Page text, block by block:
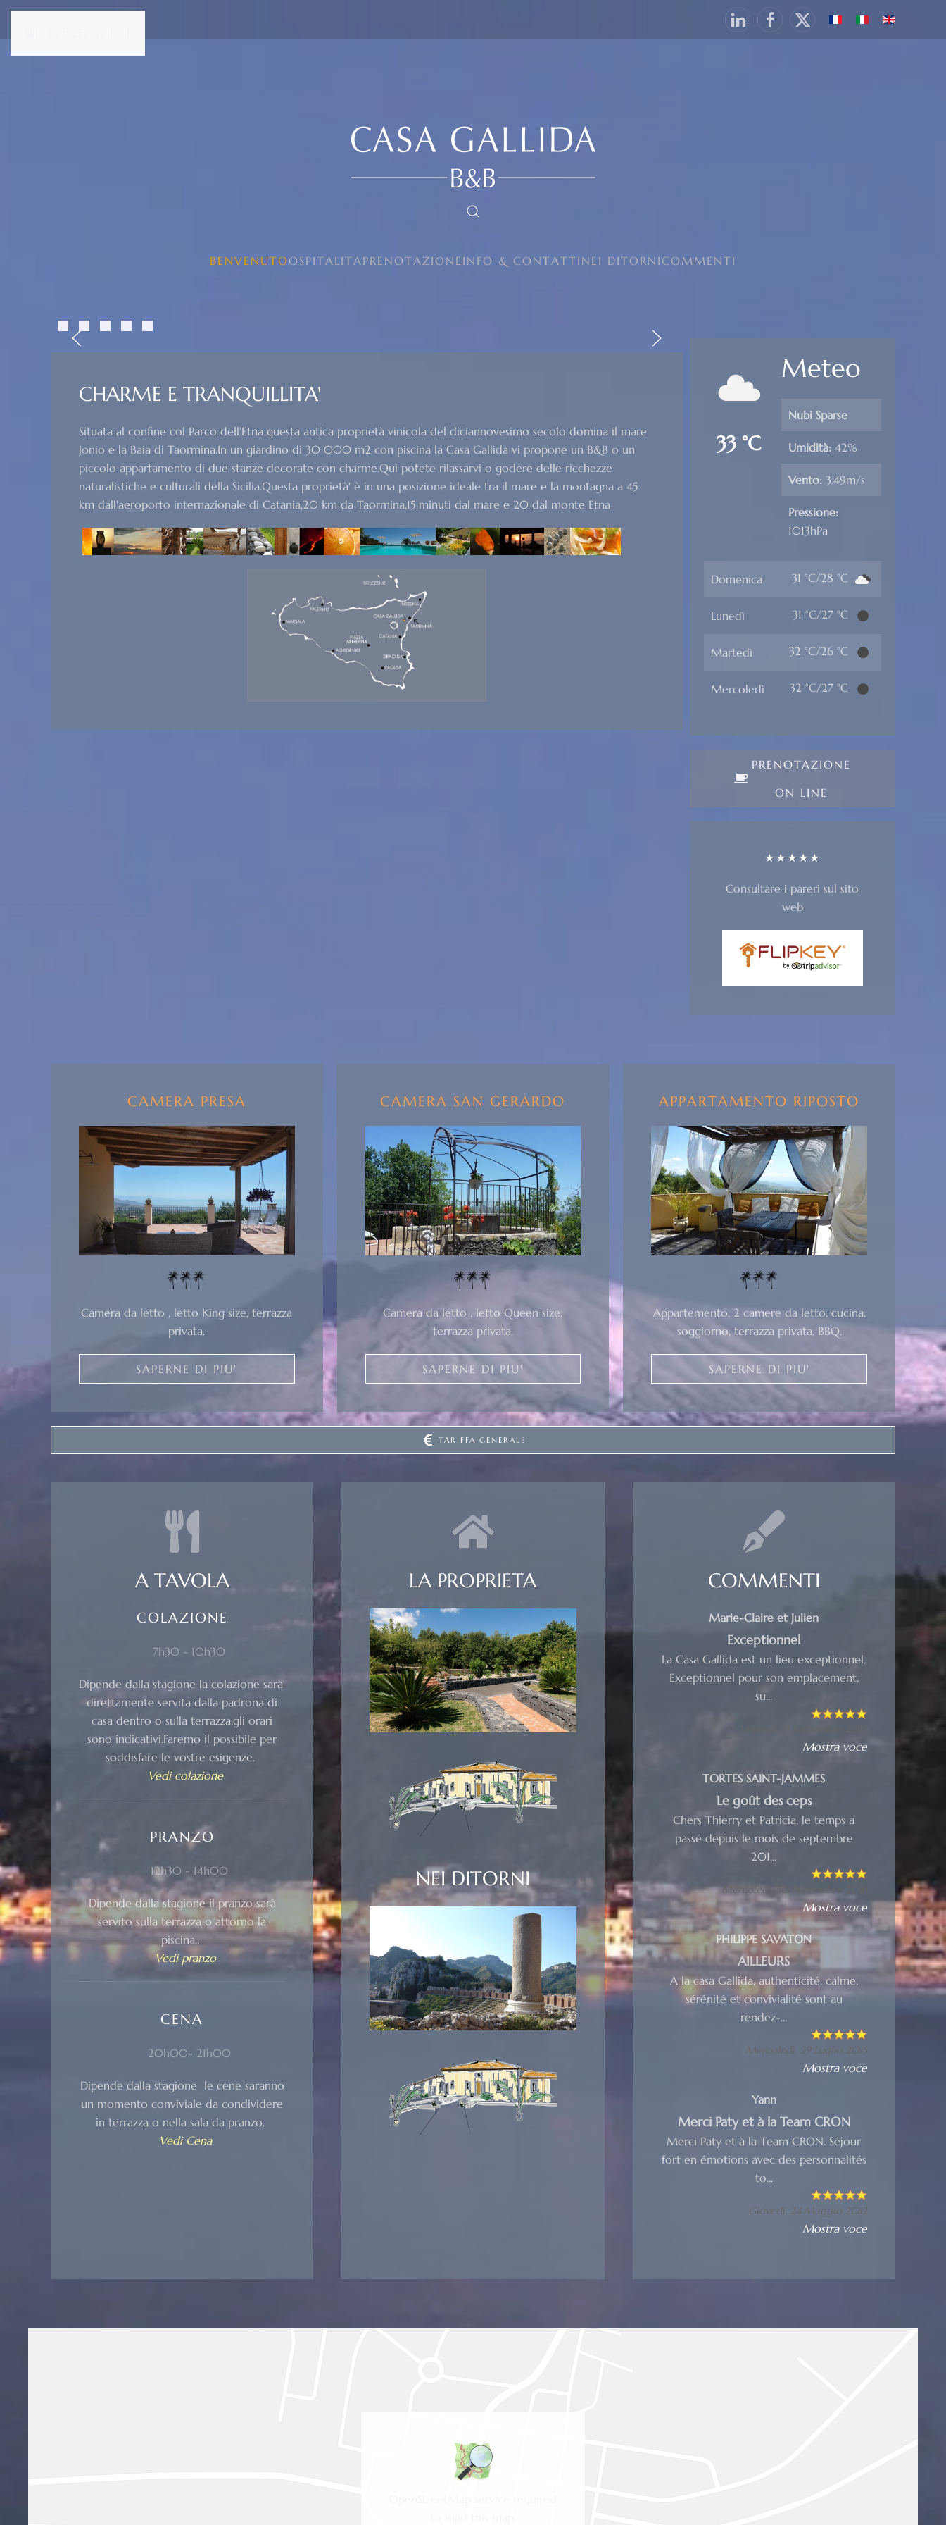
BENVENUTOOSPITALITAPRENOTAZIONE INFO & CONTATTI NEI DITORNICOMMENTI
CHARME E TRANQUILLITA'
Situata al confine col Parco dell'Etna questa antica proprietà vinicola del diciannovesimo secolo domina il mare
Jonio e la Baia di Taormina.In un giardino di 30 000 m2 con piscina la Casa Gallida vi propone un B&B o un
piccolo appartamento di due stanze decorate con charme.Qui potete rilassarvi o godere delle ricchezze
naturalistiche e culturali della Sicilia.Questa proprietà' è in una posizione ideale tra il mare e la montagna a 45
km dall'aeroporto internazionale di Catania,20 km da Taormina,15 minuti dal mare e 20 dal monte Etna
33 °C
Meteo
Nubi Sparse
Umidità:42%
Vento:3.49m/s
Pressione:
1013hPa
Domenica 31 °C/28 °C
Lunedì 31 °C/27 °C
Martedì 32 °C/26 °C
Mercoledì 32 °C/27 °C
PRENOTAZIONE
ON LINE
★★★★★
Consultare i pareri sul sito
web
CAMERA PRESA
Camera da letto , letto King size, terrazza
privata.
SAPERNE DI PIU'
CAMERA SAN GERARDO
Camera da letto , letto Queen size,
terrazza privata.
SAPERNE DI PIU'
APPARTAMENTO RIPOSTO
Appartemento, 2 camere da letto, cucina,
soggiorno, terrazza privata, BBQ.
SAPERNE DI PIU'
TARIFFA GENERALE
A TAVOLA
COLAZIONE
7h30 - 10h30
Dipende dalla stagione la colazione sarà'
direttamente servita dalla padrona di
casa dentro o sulla terrazza.gli orari
sono indicativi.Faremo il possibile per
soddisfare le vostre esigenze.
Vedi colazione
PRANZO
12h30 - 14h00
Dipende dalla stagione il pranzo sarà
servito sulla terrazza o attorno la
piscina..
Vedi pranzo
CENA
20h00- 21h00
Dipende dalla stagione le cene saranno
un momento conviviale da condividere
in terrazza o nella sala da pranzo.
Vedi Cena
LA PROPRIETA
NEI DITORNI
COMMENTI
Marie-Claire et Julien
Exceptionnel
La Casa Gallida est un lieu exceptionnel.
Exceptionnel pour son emplacement,
su...
Mostra voce
TORTES SAINT-JAMMES
Le goût des ceps
Chers Thierry et Patricia, le temps a
passé depuis le mois de septembre
201...
Mercoledì, 30 Novembre 2016
Mostra voce
PHILIPPE SAVATON
AILLEURS
A la casa Gallida, authenticité, calme,
sérénité et convivialité sont au
rendez-...
Mercoledì, 29 Luglio 2015
Mostra voce
Yann
Merci Paty et à la Team CRON
Merci Paty et à la Team CRON. Séjour
fort en émotions avec des personnalités
to...
Giovedì, 24 Maggio 2012
Mostra voce